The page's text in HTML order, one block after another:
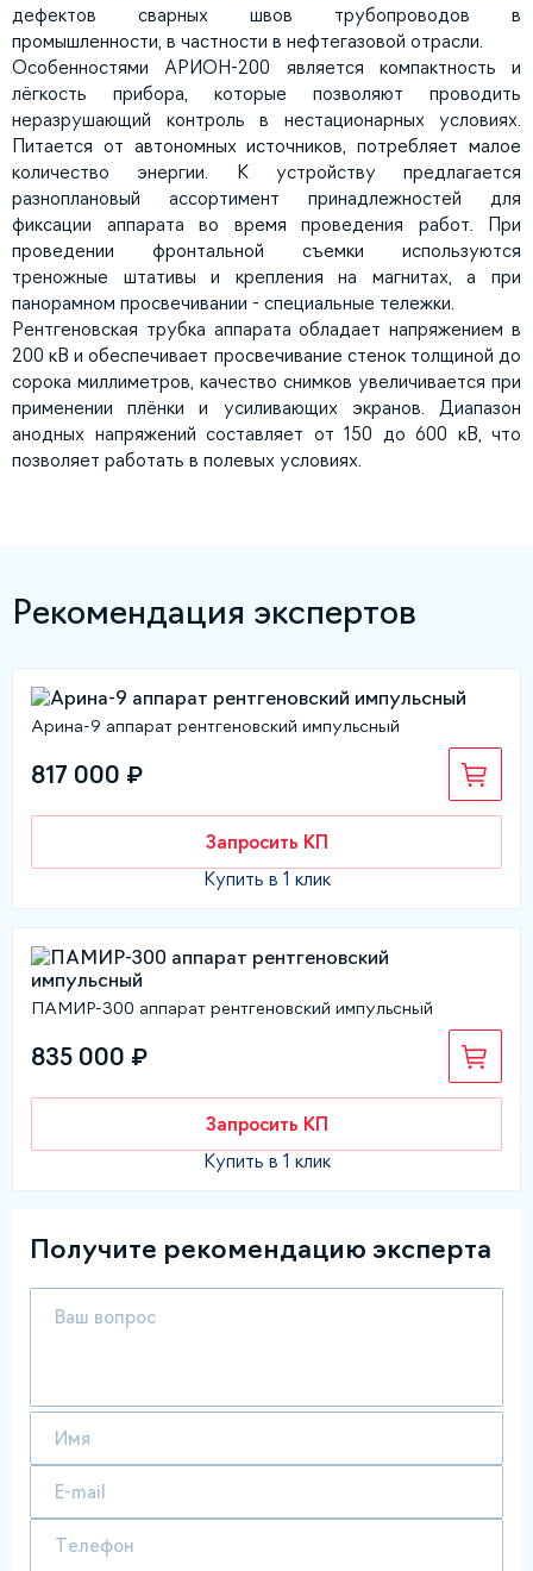
дефектов сварных швов трубопроводов в
промышленности, в частности в нефтегазовой отрасли.
Особенностями АРИОН-200 является компактность и
лёгкость прибора, которые позволяют проводить
неразрушающий контроль в нестационарных условиях.
Питается от автономных источников, потребляет малое
количество энергии. К устройству предлагается
разноплановый ассортимент принадлежностей для
фиксации аппарата во время проведения работ. При
проведении фронтальной съемки используются
треножные штативы и крепления на магнитах, а при
панорамном просвечивании - специальные тележки.
Рентгеновская трубка аппарата обладает напряжением в
200 кВ и обеспечивает просвечивание стенок толщиной до
сорока миллиметров, качество снимков увеличивается при
применении плёнки и усиливающих экранов. Диапазон
анодных напряжений составляет от 150 до 600 кВ, что
позволяет работать в полевых условиях.
Рекомендация экспертов
Арина-9 аппарат рентгеновский импульсный
817 000 ₽
Запросить КП
Купить в 1 клик
ПАМИР-300 аппарат рентгеновский импульсный
835 000 ₽
Запросить КП
Купить в 1 клик
Получите рекомендацию эксперта